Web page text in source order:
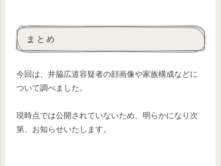
まとめ
今回は、井脇広道容疑者の顔画像や家族構成などに
ついて調べました。
現時点では公開されていないため、明らかになり次
第、お知らせいたします。